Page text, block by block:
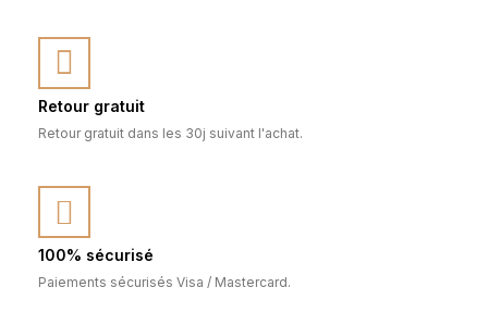
Retour gratuit
Retour gratuit dans les 30j suivant l'achat.
100% sécurisé
Paiements sécurisés Visa / Mastercard.